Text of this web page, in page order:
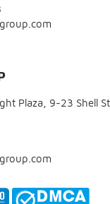
Plaza, 9-23 Shell